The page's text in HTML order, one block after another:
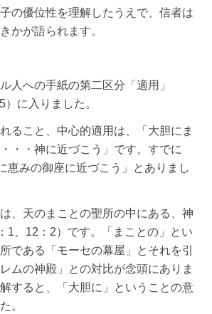
の優位性を理解したうえで、信者は
かが語られます。
人への手紙の第二区分「適用」
）に入りました。
ること、中心的適用は、「大胆にま
・・神に近づこう」です。すでに
恵みの御座に近づこう」とありまし
は、天のまことの聖所の中にある、神
： 1 12 ： 2）です。「まことの」とい
である「モーセの幕屋」とそれを引
ムの神殿」との対比が念頭にありま
すると、「大胆に」ということの意
。